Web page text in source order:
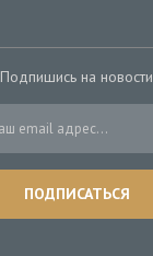
Подпишись на новости